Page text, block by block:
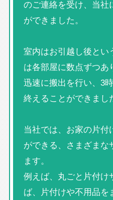
のご連絡を受け、当社
ができました。
室内はお引越し後とい
は各部屋に数点ずつあ
迅速に搬出を行い、3
終えることができまし
当社では、お家の片付
ができる、さまざま
ます。
例えば、丸ごと片付け
ば、片付けや不用品を